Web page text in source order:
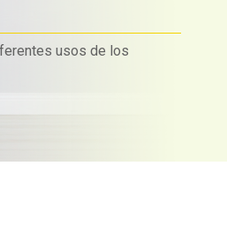
usos de los